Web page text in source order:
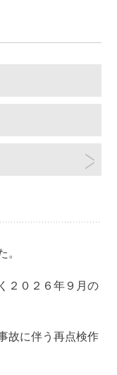
２０２６年９月の
故に伴う再点検作